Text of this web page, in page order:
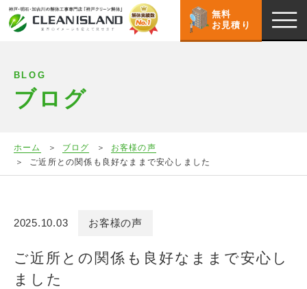
無料
お見積り
BLOG
ブログ
ホーム ブログ
お客様の声
ご近所との関係も良好なままで安心しました
2025.10.03 お客様の声
ご近所との関係も良好なままで安心し
ました